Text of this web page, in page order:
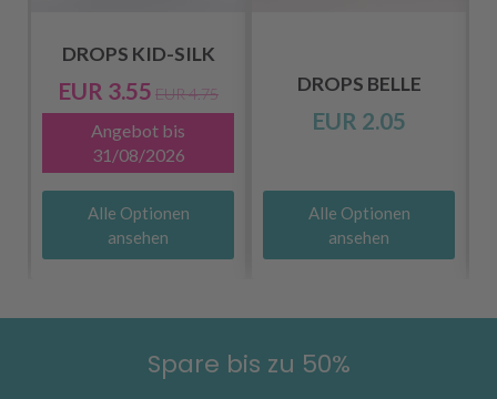
DROPS KID-SILK
EUR 3.55 EUR 4.75
Angebot bis
31/08/2026
Alle Optionen
ansehen
DROPS BELLE
EUR 2.05
Alle Optionen
ansehen
Spare bis zu 50%